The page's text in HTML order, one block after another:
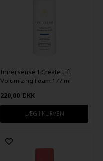
Innersense I Create Lift
Volumizing Foam 177 ml
220,00 DKK